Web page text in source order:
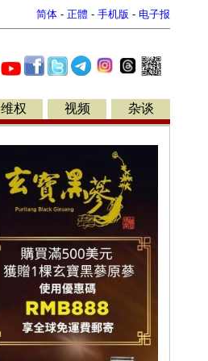
简体 - 正體 - 手机版 - 电子报
维权 视频 杂谈